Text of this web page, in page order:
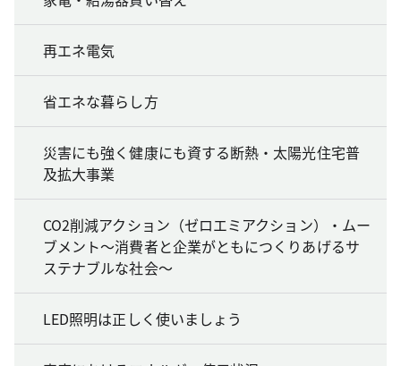
再エネ電気
省エネな暮らし方
災害にも強く健康にも資する断熱・太陽光住宅普
及拡大事業
CO2削減アクション（ゼロエミアクション）・ムー
ブメント～消費者と企業がともにつくりあげるサ
ステナブルな社会～
LED照明は正しく使いましょう